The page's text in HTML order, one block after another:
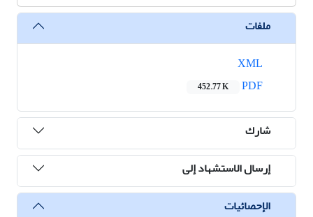
ملفات
452.77 K
شارك
إرسال الاستشهاد إلى
الإحصائيات